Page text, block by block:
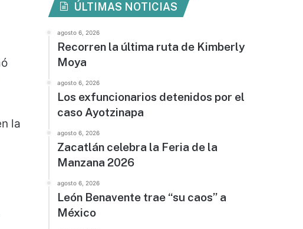
la
ÚLTIMAS NOTICIAS
agosto 6, 2026
Recorren la última ruta de Kimberly
Moya
agosto 6, 2026
Los exfuncionarios detenidos por el
caso Ayotzinapa
agosto 6, 2026
Zacatlán celebra la Feria de la
Manzana 2026
agosto 6, 2026
León Benavente trae “su caos” a
México